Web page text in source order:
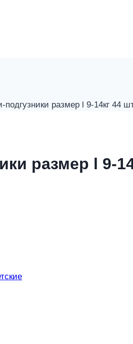
подгузники размер l 9-14кг 44
размер l 9-